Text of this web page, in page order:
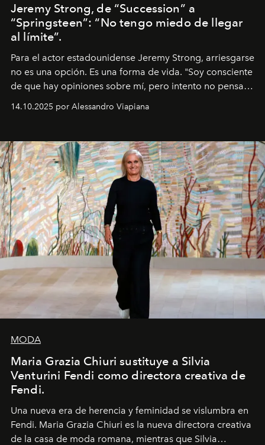
Jeremy Strong, de “Succession” a
“Springsteen”: “No tengo miedo de llegar
al límite”.
Para el actor estadounidense Jeremy Strong, arriesgarse
no es una opción. Es una forma de vida. "Soy consciente
de que hay opiniones sobre mí, pero intento no pensar
pérdida de tiempo", afirma.
14.10.2025 por Alessandro Viapiana
MODA
Maria Grazia Chiuri sustituye a Silvia
Venturini Fendi como directora creativa de
Fendi.
Una nueva era de herencia y feminidad se vislumbra en
Fendi. Maria Grazia Chiuri es la nueva directora creativa
de la casa de moda romana, mientras que Silvia